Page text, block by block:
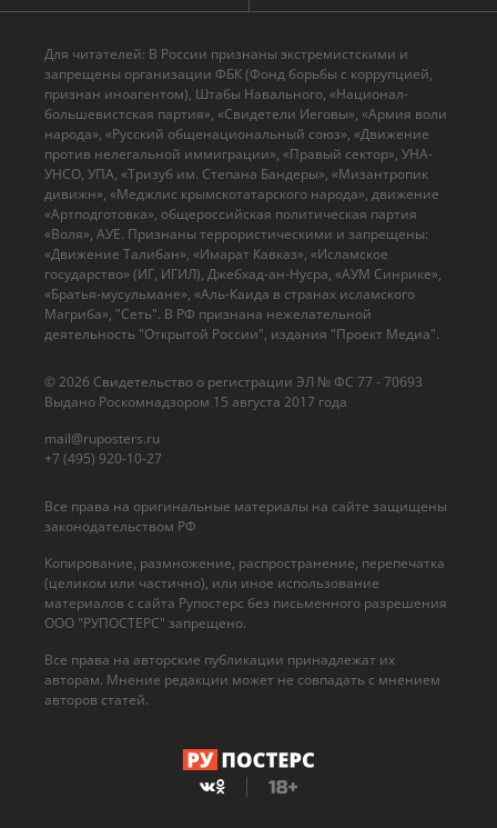
Все права на оригинальные материалы на сайте защищены
законодательством РФ
Копирование, размножение, распространение, перепечатка
(целиком или частично), или иное использование
материалов с сайта Рупостерс без письменного разрешения
ООО "РУПОСТЕРС" запрещено.
Все права на авторские публикации принадлежат их
авторам. Мнение редакции может не совпадать с мнением
авторов статей.
© 2026 Cвидетельство о регистрации ЭЛ № ФС 77 - 70693
Выдано Роскомнадзором 15 августа 2017 года
mail@ruposters.ru
+7 (495) 920-10-27
Для читателей: В России признаны экстремистскими и
запрещены организации ФБК (Фонд борьбы с коррупцией,
признан иноагентом), Штабы Навального, «Национал-
большевистская партия», «Свидетели Иеговы», «Армия воли
народа», «Русский общенациональный союз», «Движение
против нелегальной иммиграции», «Правый сектор», УНА-
УНСО, УПА, «Тризуб им. Степана Бандеры», «Мизантропик
дивижн», «Меджлис крымскотатарского народа», движение
«Артподготовка», общероссийская политическая партия
«Воля», АУЕ. Признаны террористическими и запрещены:
«Движение Талибан», «Имарат Кавказ», «Исламское
государство» (ИГ, ИГИЛ), Джебхад-ан-Нусра, «АУМ Синрике»,
«Братья-мусульмане», «Аль-Каида в странах исламского
Магриба», "Сеть". В РФ признана нежелательной
деятельность "Открытой России", издания "Проект Медиа".